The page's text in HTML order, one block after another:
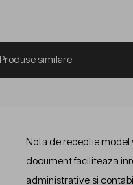
Produse similare
Nota de receptie
document faciliteaza
administrative si